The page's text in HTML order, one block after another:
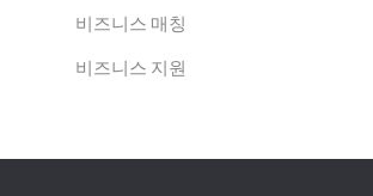
비즈니스 매칭
비즈니스 지원